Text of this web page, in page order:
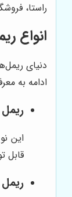
راستا،
انواع
دنیای
ادامه به
این
قابل
ریمل